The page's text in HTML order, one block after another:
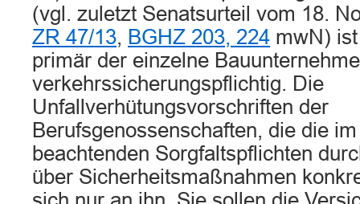
(vgl. zuletzt Senatsurteil vom 18.
ZR 47/13, BGHZ 203, 224 mwN)
primär der einzelne
verkehrssicherungspflichtig. Die
Unfallverhütungsvorschriften der
Berufsgenossenschaften, die die
beachtenden Sorgfaltspflichten
über Sicherheitsmaßnahmen